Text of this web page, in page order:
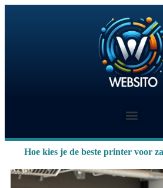
Hoe kies je de beste printer voor